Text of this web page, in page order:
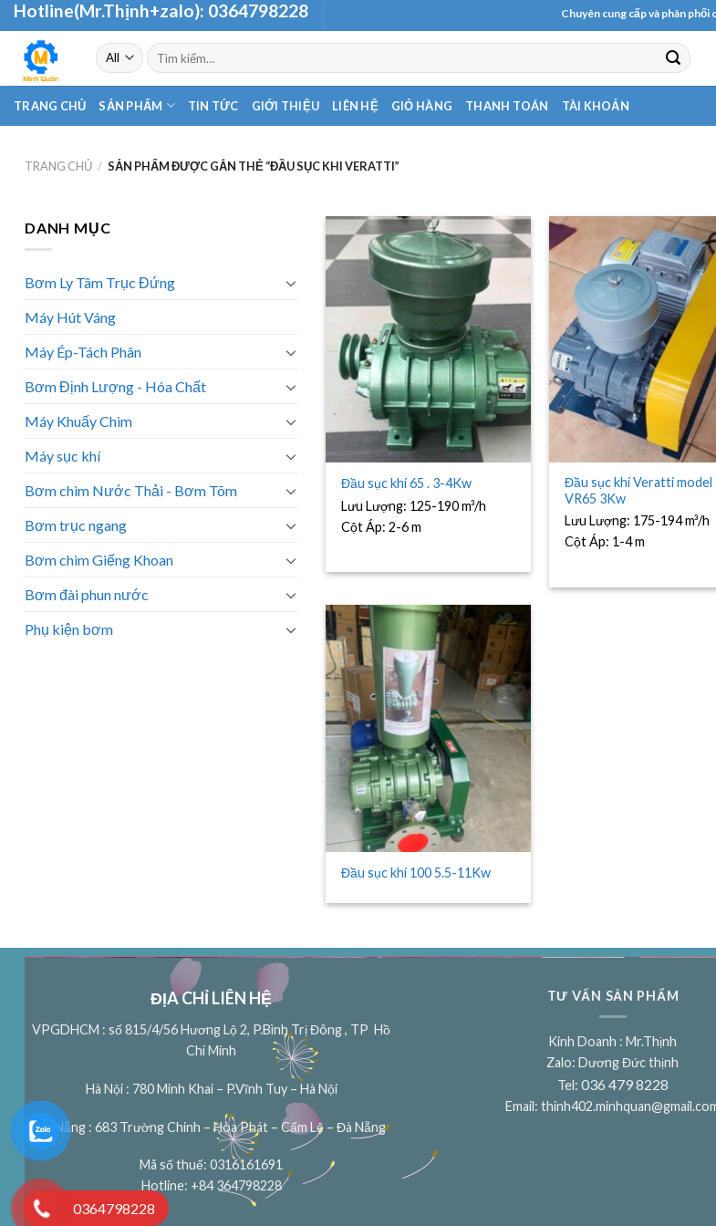
Skip
to
content
Hotline(Mr.Thịnh+zalo): 0364798228 Chuyên cung cấp và phân phối các
Tìm
kiếm:
TRANG CHỦ SẢN PHẨM TIN TỨC GIỚI THIỆU LIÊN HỆ GIỎ HÀNG THANH TOÁN TÀI KHOẢN
TRANG CHỦ / SẢN PHẨM ĐƯỢC GẮN THẺ “ĐẦU SỤC KHI VERATTI”
DANH MỤC
Bơm Ly Tâm Trục Đứng
Máy Hút Váng
Máy Ép-Tách Phân
Bơm Định Lượng - Hóa Chất
Máy Khuấy Chìm
Máy sục khí
Bơm chìm Nước Thải - Bơm Tõm
Bơm trục ngang
Bơm chìm Giếng Khoan
Bơm đài phun nước
Phụ kiện bơm
Đầu sục khí 65 . 3-4Kw
Lưu Lượng: 125-190 m³/h
Cột Áp:2-6 m
Đầu sục khí Veratti model
VR65 3Kw
Lưu Lượng: 175-194 m³/h
Cột Áp: 1-4 m
Đầu sục khí 100 5.5-11Kw
ĐỊA CHỈ LIÊN HỆ
VPGDHCM : số 815/4/56 Hương Lộ 2, P.Bình Trị Đông , TP Hồ
Chí Minh
Hà Nội : 780 Minh Khai – P.Vĩnh Tuy – Hà Nội
Đà Nẵng : 683 Trường Chinh – Hòa Phát – Cẩm Lệ – Đà Nẵng
Mã số thuế: 0316161691
Hotline: +84 364798228
TƯ VẤN SẢN PHẨM
Kinh Doanh : Mr.Thịnh
Zalo: Dương Đức thịnh
Tel: 036 479 8228
Email:
0364798228